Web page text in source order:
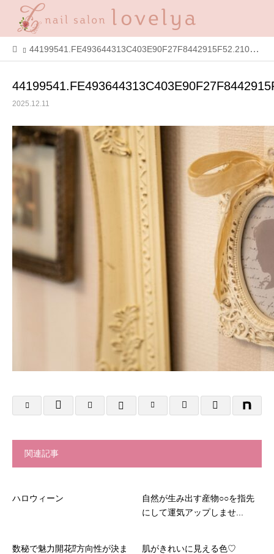
44199541.FE493644313C403E90F27F8442915F52.21053122
2025.12.11
関連記事
ハロウィーン
自然が生み出す産物○○を指先
にして運気アップしませ...
数秘で魅力開花⁉方向性が決ま
肌がきれいに見える色♡